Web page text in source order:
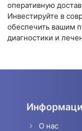
оперативную
Инвестируйте в
обеспечить вашим
диагностики и
О нас